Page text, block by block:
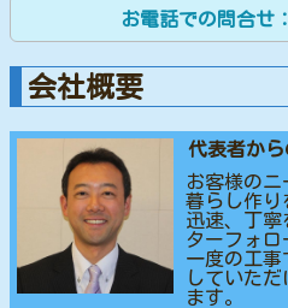
お電話での問合せ：
会社概要
代表者か
お客様の
暮らし作り
迅速、丁寧
ターフォロ
一度の工事
していた
ます。